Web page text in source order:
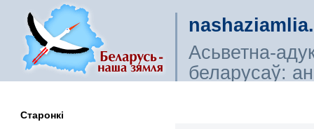
Асьветна-
беларусаў:
Старонкі